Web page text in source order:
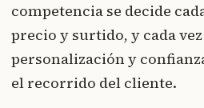
competencia se decide
precio y surtido, y cada
personalización y
el recorrido del cliente.